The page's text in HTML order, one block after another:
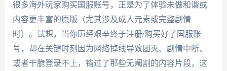
很多海外玩家购买国服账号，正是为了体验未做和谐或
内容更丰富的原版（尤其涉及成人元素或完整剧情
时）。试想，当你历经艰辛终于注册/购买好了国服账
号，却在关键时刻因为网络掉线导致团灭、剧情中断、
或者干脆登录不上，错过了那些无阉割的内容片段，这